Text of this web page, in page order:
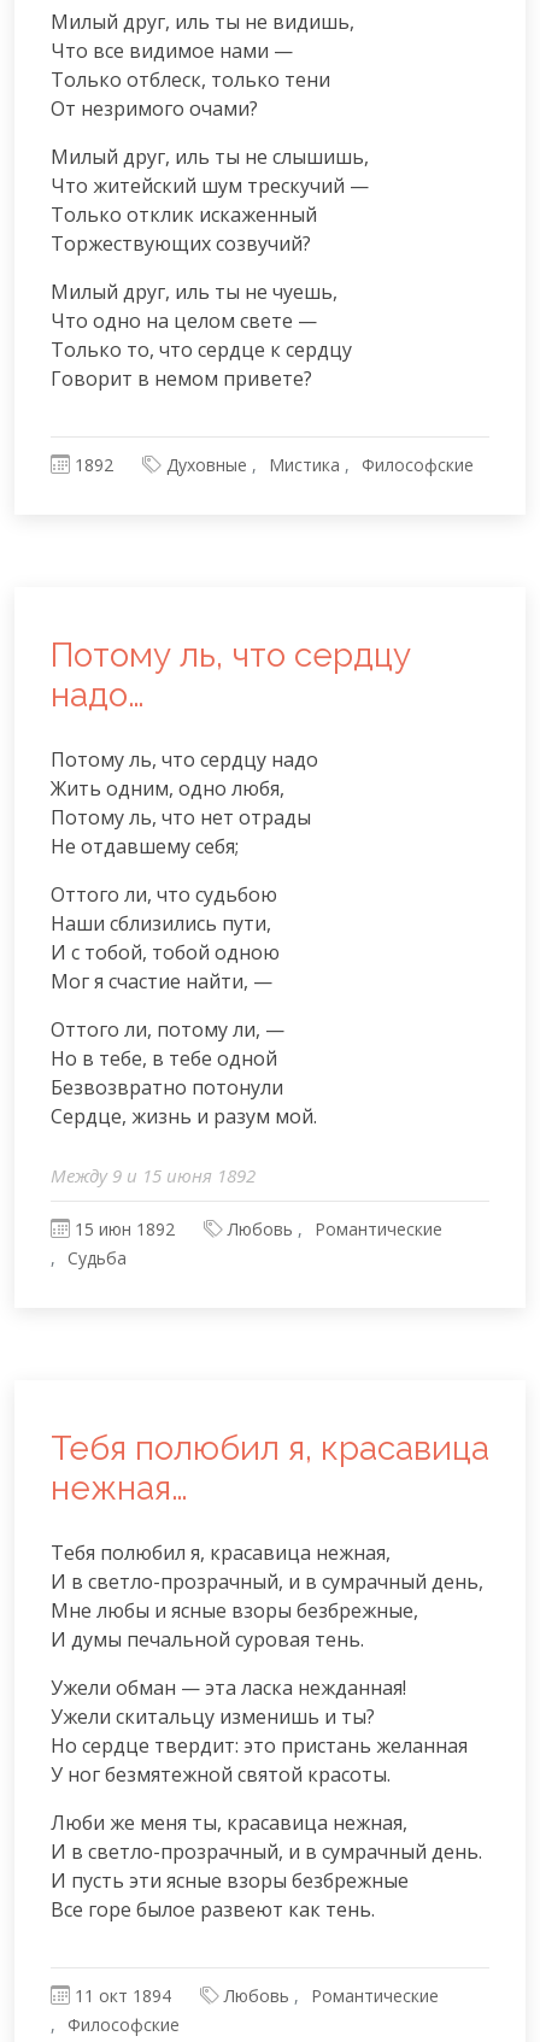
Милый друг, иль ты не видишь,
Что все видимое нами —
Только отблеск, только тени
От незримого очами?
Милый друг, иль ты не слышишь,
Что житейский шум трескучий —
Только отклик искаженный
Торжествующих созвучий?
Милый друг, иль ты не чуешь,
Что одно на целом свете —
Только то, что сердце к сердцу
Говорит в немом привете?
1892 Духовные Мистика Философские
Потому ль, что сердцу
надо…
Потому ль, что сердцу надо
Жить одним, одно любя,
Потому ль, что нет отрады
Не отдавшему себя;
Оттого ли, что судьбою
Наши сблизились пути,
И с тобой, тобой одною
Мог я счастие найти, —
Оттого ли, потому ли, —
Но в тебе, в тебе одной
Безвозвратно потонули
Сердце, жизнь и разум мой.
Между 9 и 15 июня 1892
15 июн 1892 Любовь
Романтические
Судьба
Тебя полюбил я, красавица
нежная…
Тебя полюбил я, красавица нежная,
И в светло-прозрачный, и в сумрачный день,
Мне любы и ясные взоры безбрежные,
И думы печальной суровая тень.
Ужели обман — эта ласка нежданная!
Ужели скитальцу изменишь и ты?
Но сердце твердит: это пристань желанная
У ног безмятежной святой красоты.
Люби же меня ты, красавица нежная,
И в светло-прозрачный, и в сумрачный день.
И пусть эти ясные взоры безбрежные
Все горе былое развеют как тень.
11 окт 1894 Любовь
Романтические
Философские